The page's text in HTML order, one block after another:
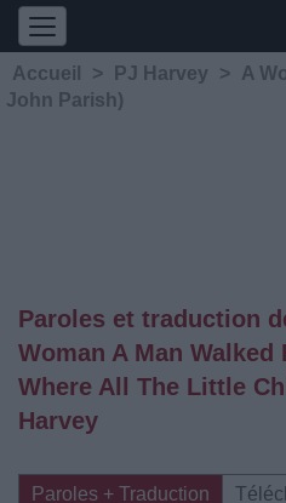
Accueil > PJ Harvey >
A
John Parish)
Paroles et traduction
Woman A Man
Where All The Little
Harvey
Paroles + Traduction